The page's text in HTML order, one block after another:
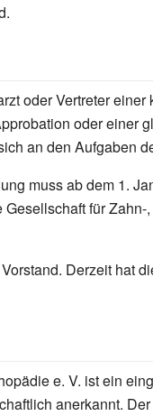
oder Vertreter einer
oder einer
an den Aufgaben
muss ab dem 1.
für
Derzeit hat
e. V. ist ein
anerkannt.